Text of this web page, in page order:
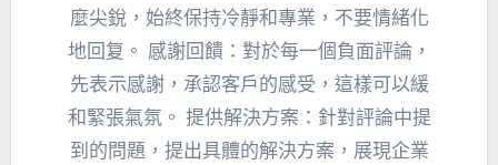
麼尖銳，始終保持冷靜和專業，不要情緒化
地回复。 感謝回饋：對於每一個負面評論，
先表示感謝，承認客戶的感受，這樣可以緩
和緊張氣氛。 提供解決方案：針對評論中提
到的問題，提出具體的解決方案，展現企業